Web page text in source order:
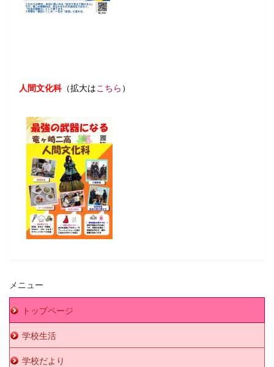
人間文化科（拡大はこちら ）
メニュー
トップページ
学校生活
学校だより